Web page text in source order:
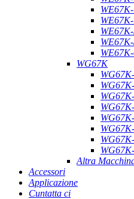
WG67K
Altra
Accessori
Applicazione
Cuntatta ci